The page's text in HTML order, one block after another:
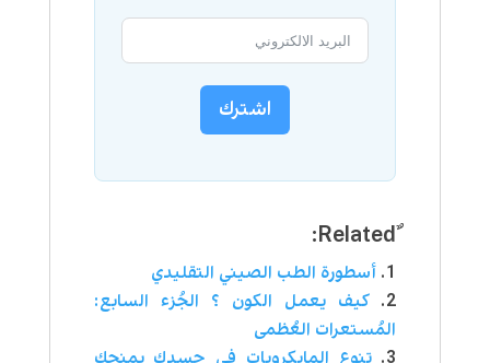
اشترك
ٌRelated:
أسطورة الطب الصيني التقليدي
كيف يعمل الكون ؟ الجُزء السابع:
المُستعرات العُظمى